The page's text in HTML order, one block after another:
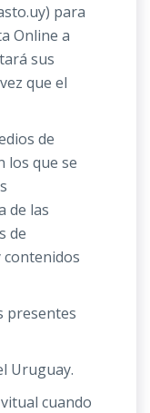
para
Online a
sus
que el
de
los que se
de las
de
contenidos
presentes
Uruguay.
cuando